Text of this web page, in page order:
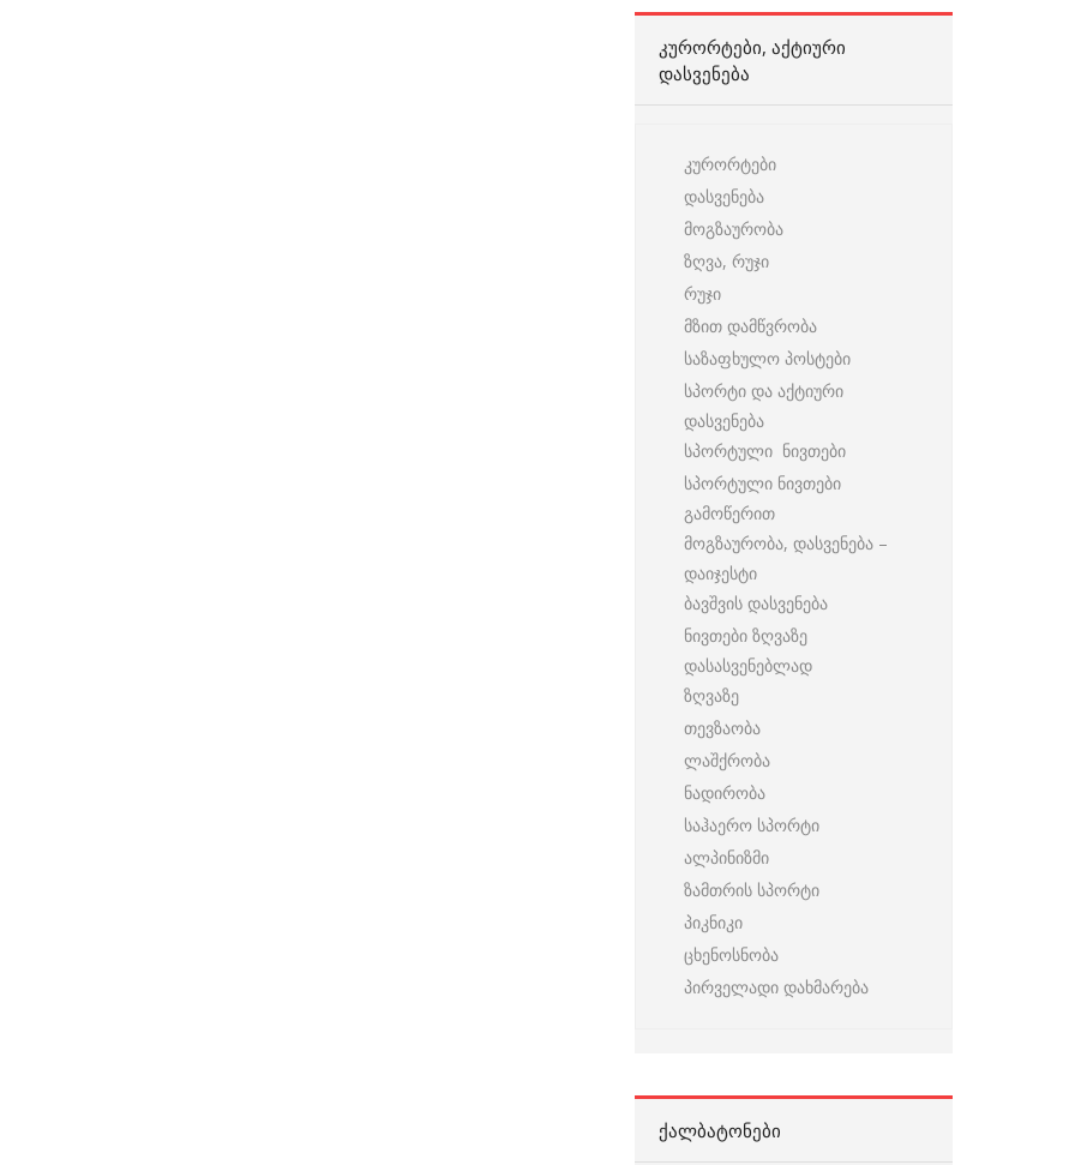
ᲙᲣᲠᲝᲠᲢᲔᲑᲘ, ᲐᲥᲢᲘᲣᲠᲘ
ᲓᲐᲡᲕᲔᲜᲔᲑᲐ
კურორტები
დასვენება
მოგზაურობა
ზღვა, რუჯი
რუჯი
მზით დამწვრობა
საზაფხულო პოსტები
სპორტი და აქტიური
დასვენება
სპორტული ნივთები
სპორტული ნივთები
გამოწერით
მოგზაურობა, დასვენება –
დაიჯესტი
ბავშვის დასვენება
ნივთები ზღვაზე
დასასვენებლად
ზღვაზე
თევზაობა
ლაშქრობა
ნადირობა
საჰაერო სპორტი
ალპინიზმი
ზამთრის სპორტი
პიკნიკი
ცხენოსნობა
პირველადი დახმარება
ᲥᲐᲚᲑᲐᲢᲝᲜᲔᲑᲘ